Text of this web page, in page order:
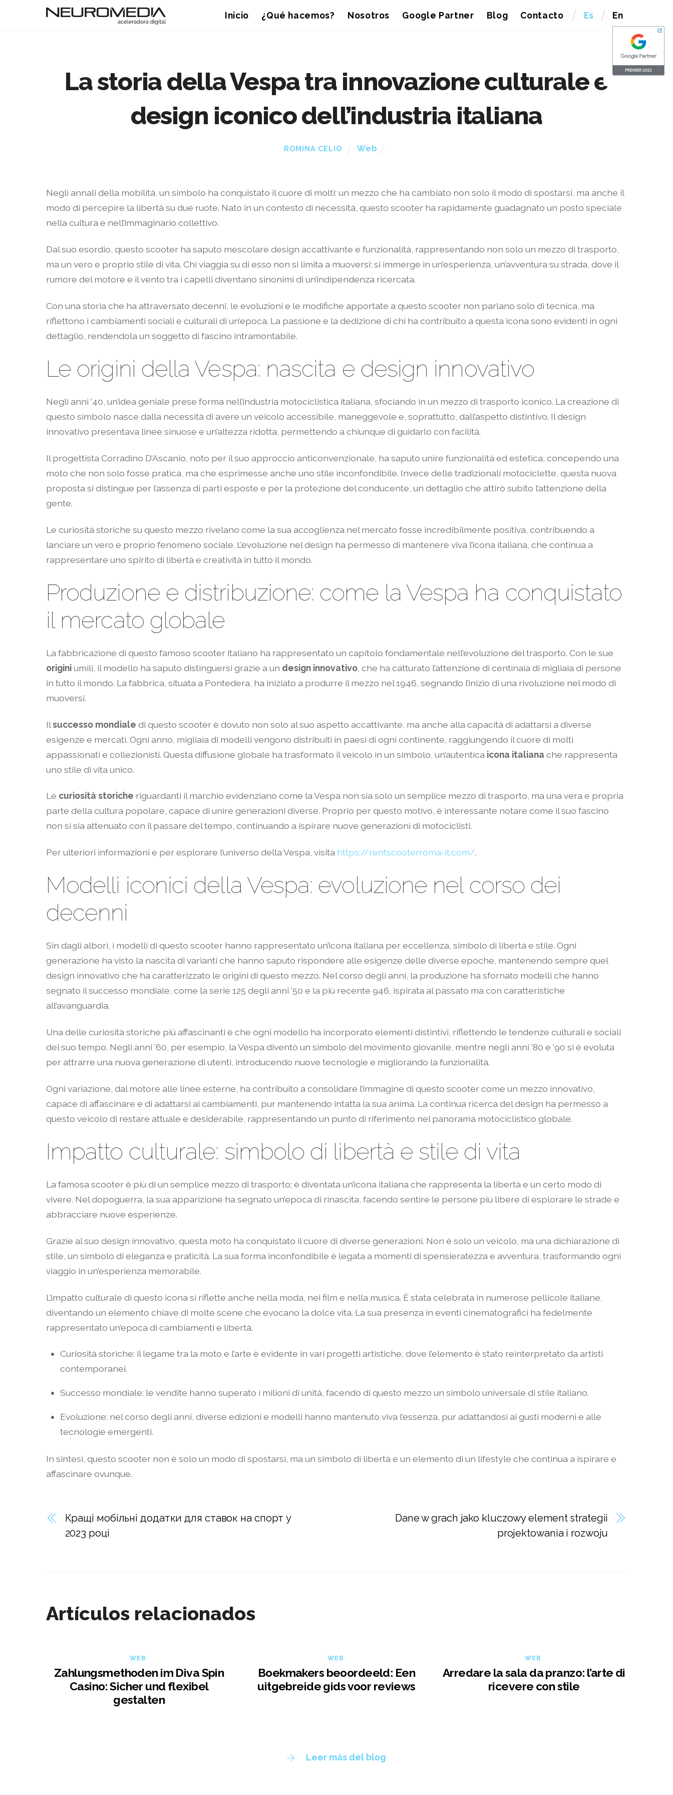
Inicio ¿Qué hacemos? Nosotros Google Partner Blog Contacto Es En
La storia della Vespa tra innovazione culturale e
design iconico dell’industria italiana
ROMINA CELIO Web
Negli annali della mobilità, un simbolo ha conquistato il cuore di molti: un mezzo che ha cambiato non solo il modo di spostarsi, ma anche il
modo di percepire la libertà su due ruote. Nato in un contesto di necessità, questo scooter ha rapidamente guadagnato un posto speciale
nella cultura e nell’immaginario collettivo.
Dal suo esordio, questo scooter ha saputo mescolare design accattivante e funzionalità, rappresentando non solo un mezzo di trasporto,
ma un vero e proprio stile di vita. Chi viaggia su di esso non si limita a muoversi; si immerge in un’esperienza, un’avventura su strada, dove il
rumore del motore e il vento tra i capelli diventano sinonimi di un’indipendenza ricercata.
Con una storia che ha attraversato decenni, le evoluzioni e le modifiche apportate a questo scooter non parlano solo di tecnica, ma
riflettono i cambiamenti sociali e culturali di un’epoca. La passione e la dedizione di chi ha contribuito a questa icona sono evidenti in ogni
dettaglio, rendendola un soggetto di fascino intramontabile.
Le origini della Vespa: nascita e design innovativo
Negli anni ’40, un’idea geniale prese forma nell’industria motociclistica italiana, sfociando in un mezzo di trasporto iconico. La creazione di
questo simbolo nasce dalla necessità di avere un veicolo accessibile, maneggevole e, soprattutto, dall’aspetto distintivo. Il design
innovativo presentava linee sinuose e un’altezza ridotta, permettendo a chiunque di guidarlo con facilità.
Il progettista Corradino D’Ascanio, noto per il suo approccio anticonvenzionale, ha saputo unire funzionalità ed estetica, concependo una
moto che non solo fosse pratica, ma che esprimesse anche uno stile inconfondibile. Invece delle tradizionali motociclette, questa nuova
proposta si distingue per l’assenza di parti esposte e per la protezione del conducente, un dettaglio che attirò subito l’attenzione della
gente.
Le curiosità storiche su questo mezzo rivelano come la sua accoglienza nel mercato fosse incredibilmente positiva, contribuendo a
lanciare un vero e proprio fenomeno sociale. L’evoluzione nel design ha permesso di mantenere viva l’icona italiana, che continua a
rappresentare uno spirito di libertà e creatività in tutto il mondo.
Produzione e distribuzione: come la Vespa ha conquistato
il mercato globale
La fabbricazione di questo famoso scooter italiano ha rappresentato un capitolo fondamentale nell’evoluzione del trasporto. Con le sue
originiumili, il modello ha saputo distinguersi grazie a un design innovativo , che ha catturato l’attenzione di centinaia di migliaia di persone
in tutto il mondo. La fabbrica, situata a Pontedera, ha iniziato a produrre il mezzo nel 1946, segnando l’inizio di una rivoluzione nel modo di
muoversi.
Ilsuccesso mondiale di questo scooter è dovuto non solo al suo aspetto accattivante, ma anche alla capacità di adattarsi a diverse
esigenze e mercati. Ogni anno, migliaia di modelli vengono distribuiti in paesi di ogni continente, raggiungendo il cuore di molti
appassionati e collezionisti. Questa diffusione globale ha trasformato il veicolo in un simbolo, un’autentica icona italiana che rappresenta
uno stile di vita unico.
Le curiosità storiche riguardanti il marchio evidenziano come la Vespa non sia solo un semplice mezzo di trasporto, ma una vera e propria
parte della cultura popolare, capace di unire generazioni diverse. Proprio per questo motivo, è interessante notare come il suo fascino
non si sia attenuato con il passare del tempo, continuando a ispirare nuove generazioni di motociclisti.
Per ulteriori informazioni e per esplorare l’universo della Vespa, visita https://rentscooterroma-it.com/.
Modelli iconici della Vespa: evoluzione nel corso dei
decenni
Sin dagli albori, i modelli di questo scooter hanno rappresentato un’icona italiana per eccellenza, simbolo di libertà e stile. Ogni
generazione ha visto la nascita di varianti che hanno saputo rispondere alle esigenze delle diverse epoche, mantenendo sempre quel
design innovativo che ha caratterizzato le origini di questo mezzo. Nel corso degli anni, la produzione ha sfornato modelli che hanno
segnato il successo mondiale, come la serie 125 degli anni ’50 e la più recente 946, ispirata al passato ma con caratteristiche
all’avanguardia.
Una delle curiosità storiche più affascinanti è che ogni modello ha incorporato elementi distintivi, riflettendo le tendenze culturali e sociali
del suo tempo. Negli anni ’60, per esempio, la Vespa diventò un simbolo del movimento giovanile, mentre negli anni ’80 e ’90 si è evoluta
per attrarre una nuova generazione di utenti, introducendo nuove tecnologie e migliorando la funzionalità.
Ogni variazione, dal motore alle linee esterne, ha contribuito a consolidare l’immagine di questo scooter come un mezzo innovativo,
capace di affascinare e di adattarsi ai cambiamenti, pur mantenendo intatta la sua anima. La continua ricerca del design ha permesso a
questo veicolo di restare attuale e desiderabile, rappresentando un punto di riferimento nel panorama motociclistico globale.
Impatto culturale: simbolo di libertà e stile di vita
La famosa scooter è più di un semplice mezzo di trasporto; è diventata un’icona italiana che rappresenta la libertà e un certo modo di
vivere. Nel dopoguerra, la sua apparizione ha segnato un’epoca di rinascita, facendo sentire le persone più libere di esplorare le strade e
abbracciare nuove esperienze.
Grazie al suo design innovativo, questa moto ha conquistato il cuore di diverse generazioni. Non è solo un veicolo, ma una dichiarazione di
stile, un simbolo di eleganza e praticità. La sua forma inconfondibile è legata a momenti di spensieratezza e avventura, trasformando ogni
viaggio in un’esperienza memorabile.
L’impatto culturale di questo icona si riflette anche nella moda, nei film e nella musica. È stata celebrata in numerose pellicole italiane,
diventando un elemento chiave di molte scene che evocano la dolce vita. La sua presenza in eventi cinematografici ha fedelmente
rappresentato un’epoca di cambiamenti e libertà.
Curiosità storiche: il legame tra la moto e l’arte è evidente in vari progetti artistiche, dove l’elemento è stato reinterpretato da artisti
contemporanei.
Successo mondiale: le vendite hanno superato i milioni di unità, facendo di questo mezzo un simbolo universale di stile italiano.
Evoluzione: nel corso degli anni, diverse edizioni e modelli hanno mantenuto viva l’essenza, pur adattandosi ai gusti moderni e alle
tecnologie emergenti.
In sintesi, questo scooter non è solo un modo di spostarsi, ma un simbolo di libertà e un elemento di un lifestyle che continua a ispirare e
affascinare ovunque.
Кращі мобільні додатки для ставок на спорт у
2023 році
Dane w grach jako kluczowy element strategii
projektowania i rozwoju
Artículos relacionados
WEB
Zahlungsmethoden im Diva Spin
Casino: Sicher und flexibel
gestalten
WEB
Boekmakers beoordeeld: Een
uitgebreide gids voor reviews
WEB
Arredare la sala da pranzo: l’arte di
ricevere con stile
Leer más del blog